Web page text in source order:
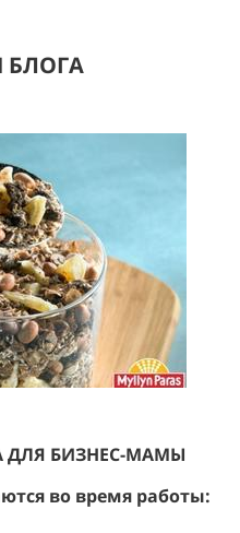
БЛОГА
ДЛЯ БИЗНЕС-МАМЫ
во время работы: